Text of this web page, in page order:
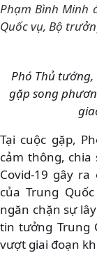
Phạm Bình Minh
Quốc vụ, Bộ
Phó Thủ
gặp song
Tại cuộc gặp,
cảm thông,
Covid-19 gây
của Trung
ngăn chặn sự
tin tưởng Trung
vượt giai đoạn